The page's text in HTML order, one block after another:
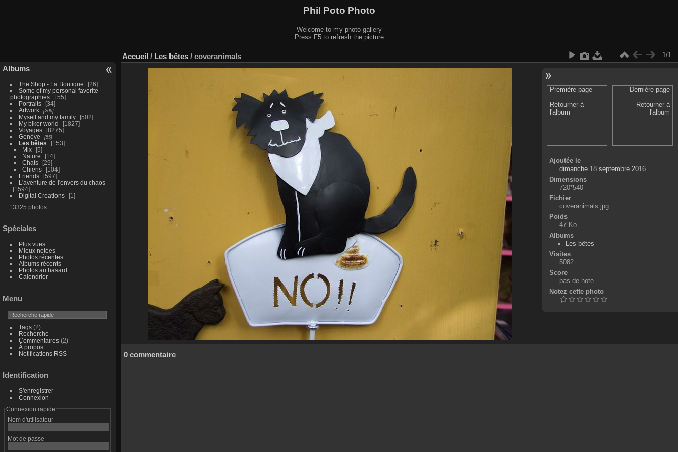
Phil Poto Photo
Welcome to my photo gallery
Press F5 to refresh the picture
Albums
The Shop - La Boutique
26
Some of my personal favorite
photographies.
55
Portraits
34
Artwork
206
Myself and my family
502
My biker world
1827
Voyages
8275
Genève
55
Les bêtes
153
Mix
5
Nature
14
Chats
29
Chiens
104
Friends
597
L'aventure de l'envers du chaos
1594
Digital Creations
1
13325 photos
Spéciales
Plus vues
Mieux notées
Photos récentes
Albums récents
Photos au hasard
Calendrier
Menu
Tags(2)
Recherche
Commentaires(2)
À propos
Notifications RSS
Identification
S'enregistrer
Connexion
Connexion rapide
Nom d'utilisateur
Mot de passe
Accueil / Les bêtes / coveranimals 1/1
Première page
Retourner à
l'album
Dernière page
Retourner à
l'album
Ajoutée le
dimanche 18 septembre 2016
Dimensions
720*540
Fichier
coveranimals.jpg
Poids
47 Ko
Albums
Les bêtes
Visites
5082
Score
pas de note
Notez cette photo
0 commentaire